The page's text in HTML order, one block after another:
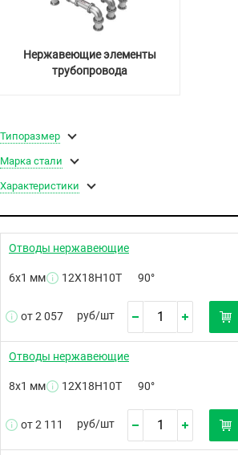
Нержавеющие элементы
трубопровода
Типоразмер
Марка стали
Характеристики
Отводы нержавеющие
6х1 мм 12Х18Н10Т 90°
от 2 057 руб/шт
Отводы нержавеющие
8х1 мм 12Х18Н10Т 90°
от 2 111 руб/шт